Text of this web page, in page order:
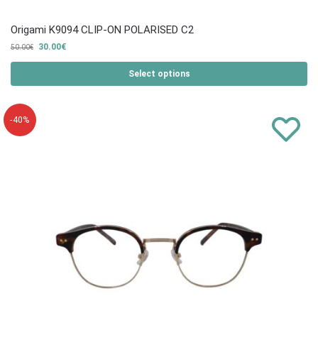
Origami K9094 CLIP-ON POLARISED C2
50.00€ 30.00€
Select options
-40%